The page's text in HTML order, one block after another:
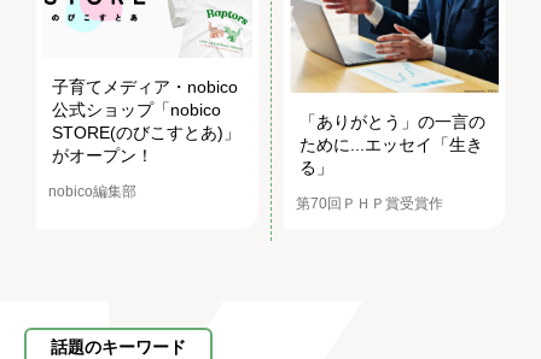
子育てメディア・nobico
公式ショップ「nobico
STORE(のびこすとあ)」
がオープン！
nobico編集部
「ありがとう」の一言の
ために...エッセイ「生き
る」
第70回ＰＨＰ賞受賞作
話題のキーワード